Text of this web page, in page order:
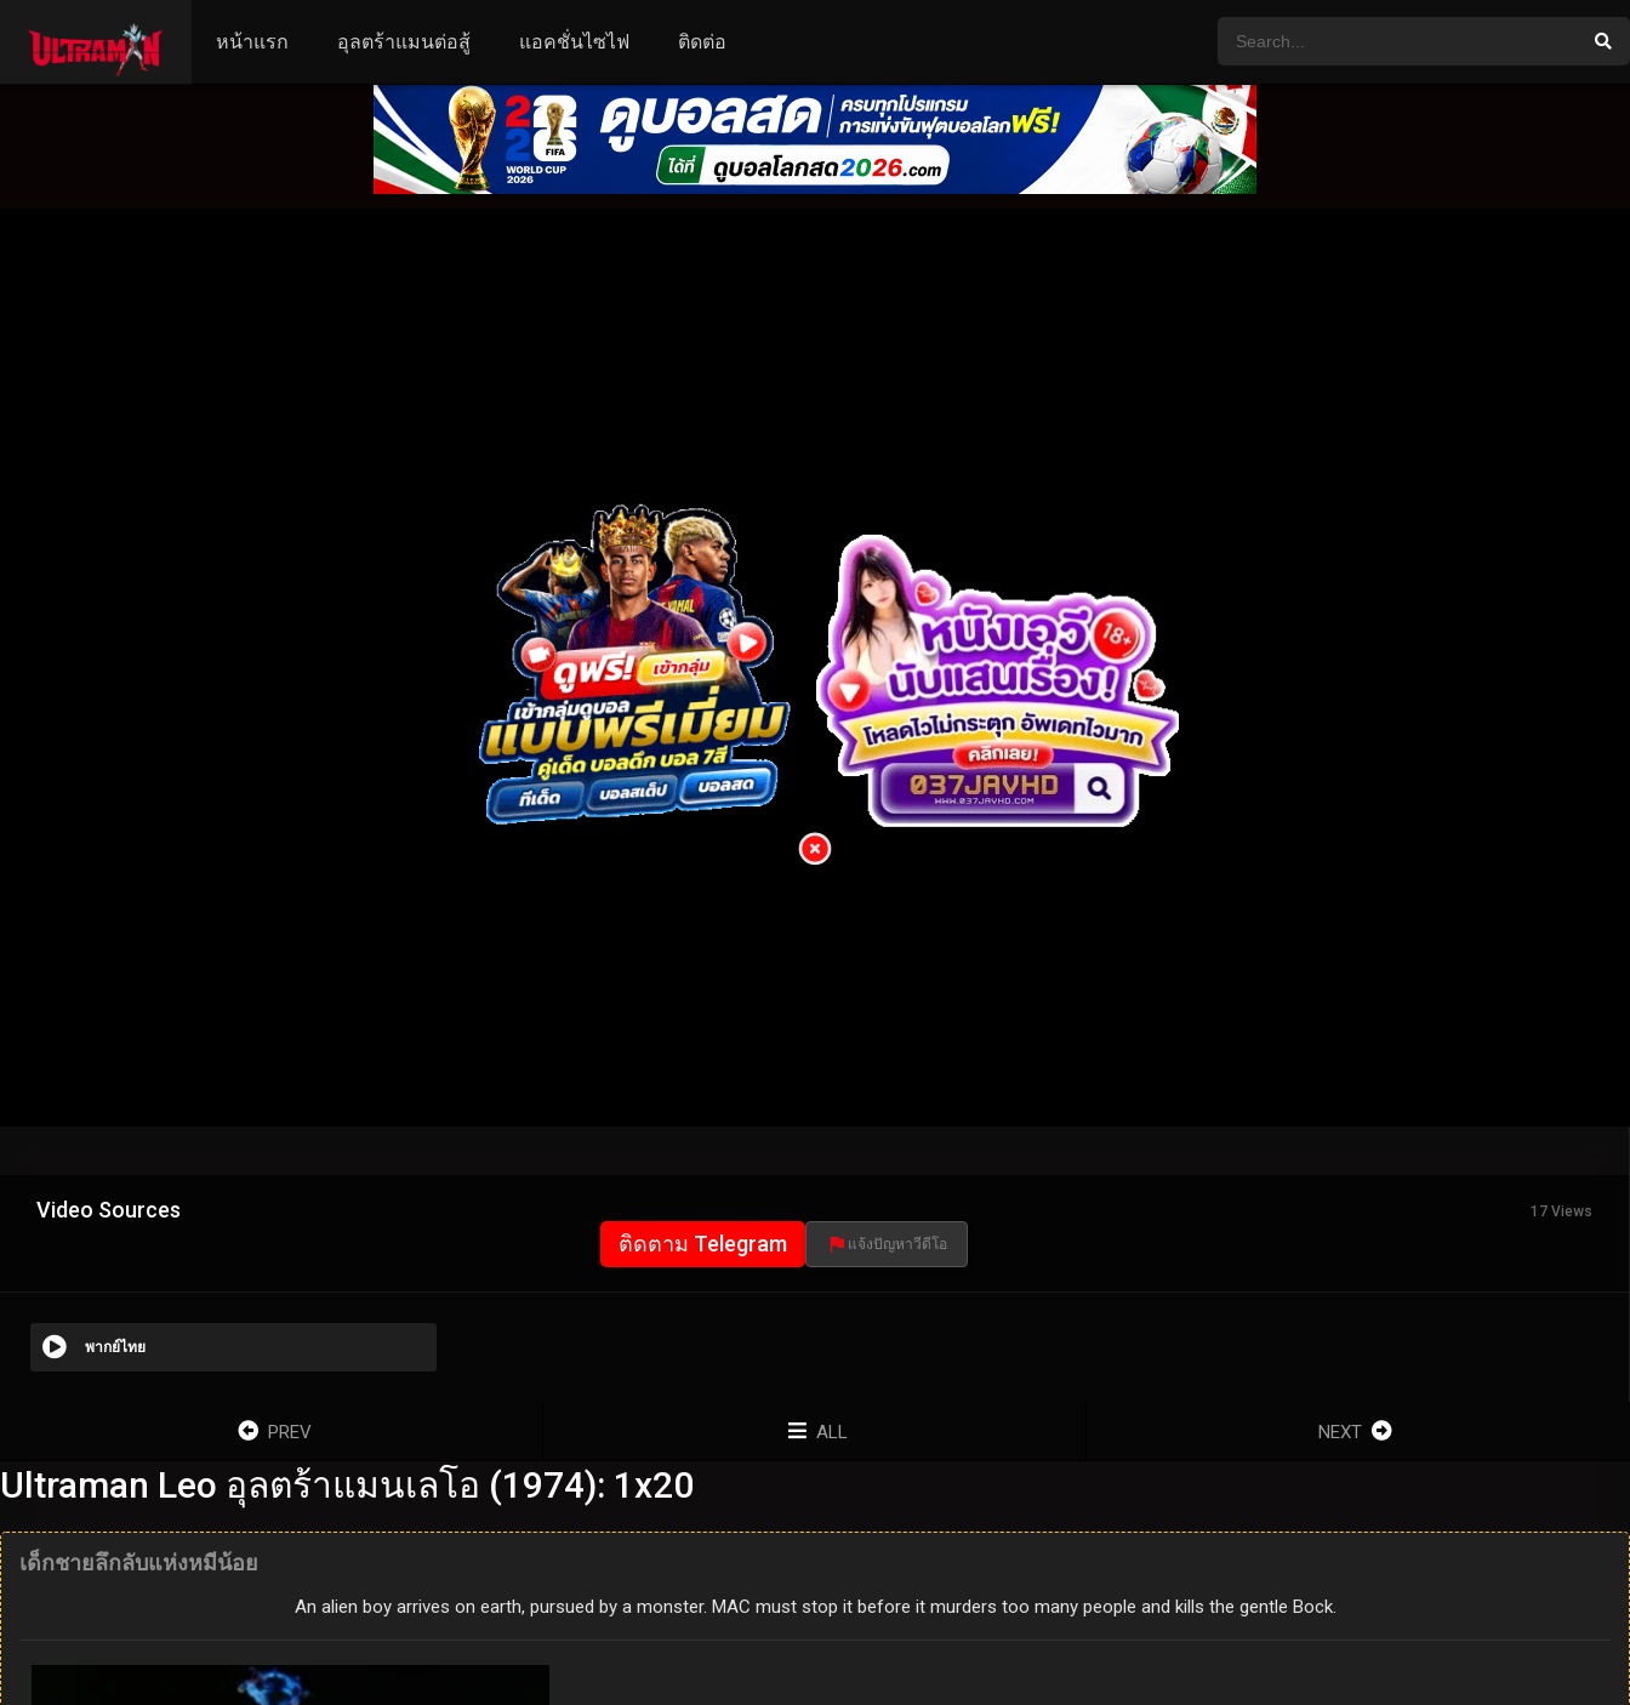
หน้าแรก อุลตร้าแมนต่อสู้ แอคชั่นไซไฟ ติดต่อ
Video Sources 17 Views
ติดตาม Telegram แจ้งปัญหาวีดีโอ
พากย์ไทย
PREV ALL NEXT
Ultraman Leo อุลตร้าแมนเลโอ (1974): 1x20
เด็กชายลึกลับแห่งหมีน้อย
An alien boy arrives on earth, pursued by a monster. MAC must stop it before it murders too many people and kills the gentle Bock.